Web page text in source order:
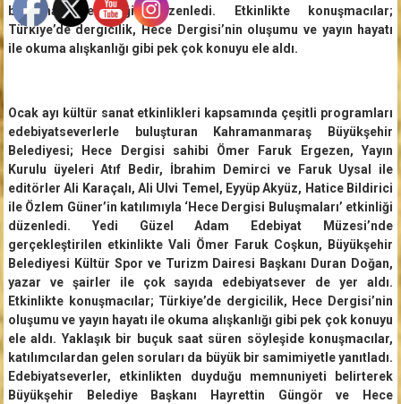
buluşması etkinliği düzenledi. Etkinlikte konuşmacılar;
Türkiye’de dergicilik, Hece Dergisi’nin oluşumu ve yayın hayatı
ile okuma alışkanlığı gibi pek çok konuyu ele aldı.
Ocak ayı kültür sanat etkinlikleri kapsamında çeşitli programları
edebiyatseverlerle buluşturan Kahramanmaraş Büyükşehir
Belediyesi; Hece Dergisi sahibi Ömer Faruk Ergezen, Yayın
Kurulu üyeleri Atıf Bedir, İbrahim Demirci ve Faruk Uysal ile
editörler Ali Karaçalı, Ali Ulvi Temel, Eyyüp Akyüz, Hatice Bildirici
ile Özlem Güner’in katılımıyla ‘Hece Dergisi Buluşmaları’ etkinliği
düzenledi. Yedi Güzel Adam Edebiyat Müzesi’nde
gerçekleştirilen etkinlikte Vali Ömer Faruk Coşkun, Büyükşehir
Belediyesi Kültür Spor ve Turizm Dairesi Başkanı Duran Doğan,
yazar ve şairler ile çok sayıda edebiyatsever de yer aldı.
Etkinlikte konuşmacılar; Türkiye’de dergicilik, Hece Dergisi’nin
oluşumu ve yayın hayatı ile okuma alışkanlığı gibi pek çok konuyu
ele aldı. Yaklaşık bir buçuk saat süren söyleşide konuşmacılar,
katılımcılardan gelen soruları da büyük bir samimiyetle yanıtladı.
Edebiyatseverler, etkinlikten duyduğu memnuniyeti belirterek
Büyükşehir Belediye Başkanı Hayrettin Güngör ve Hece